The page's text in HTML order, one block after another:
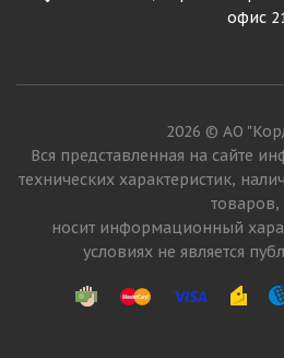
офис
2026 © АО
Вся представленная на сайте
технических характеристик,
товаров,
носит информационный
условиях не является